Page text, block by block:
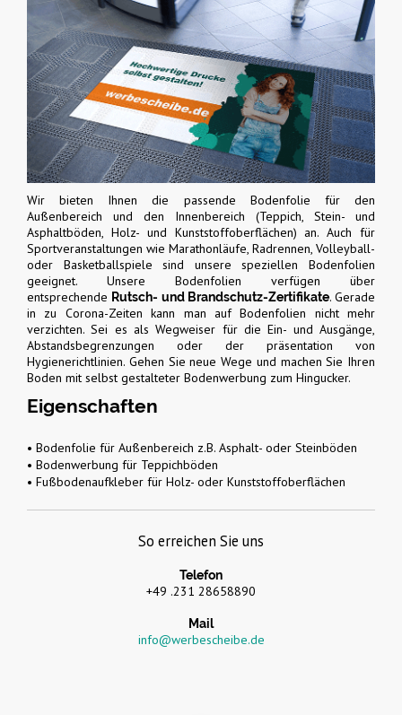
Wir bieten Ihnen die passende Bodenfolie für den
Außenbereich und den Innenbereich (Teppich, Stein- und
Asphaltböden, Holz- und Kunststoffoberflächen) an. Auch für
Sportveranstaltungen wie Marathonläufe, Radrennen, Volleyball-
oder Basketballspiele sind unsere speziellen Bodenfolien
geeignet. Unsere Bodenfolien verfügen über
entsprechende Rutsch- und Brandschutz-Zertifikate. Gerade
in zu Corona-Zeiten kann man auf Bodenfolien nicht mehr
verzichten. Sei es als Wegweiser für die Ein- und Ausgänge,
Abstandsbegrenzungen oder der präsentation von
Hygienerichtlinien. Gehen Sie neue Wege und machen Sie Ihren
Boden mit selbst gestalteter Bodenwerbung zum Hingucker.
Eigenschaften
• Bodenfolie für Außenbereich z.B. Asphalt- oder Steinböden
• Bodenwerbung für Teppichböden
• Fußbodenaufkleber für Holz- oder Kunststoffoberflächen
So erreichen Sie uns
Telefon
+49 .231 28658890
Mail
info@werbescheibe.de